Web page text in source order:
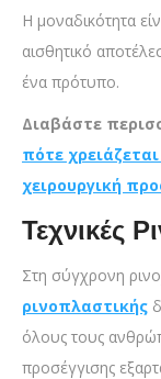
Η μοναδικότητα
αισθητικό
ένα πρότυπο.
Διαβάστε
πότε
χειρουργική
Τεχνικές
Στη σύγχρονη
ρινοπλαστικής
όλους τους
προσέγγισης